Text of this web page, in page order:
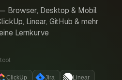
Browser, Desktop & Mobil
Linear, GitHub & mehr
Lernkurve
ClickUp Jira Linear